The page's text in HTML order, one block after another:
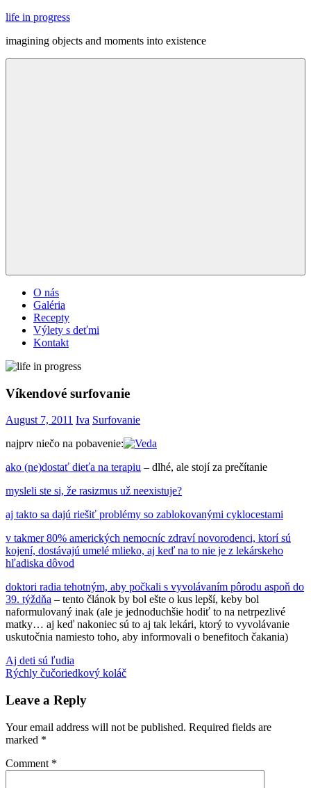
Skip
content
life in progress
imagining objects and moments into existence
O nás
Galéria
Recepty
Výlety s deťmi
Kontakt
Víkendové surfovanie
August 7, 2011 Iva Surfovanie
najprv niečo na pobavenie:
ako (ne)dostať dieťa na terapiu – dlhé, ale stojí za prečítanie
mysleli ste si, že rasizmus už neexistuje?
aj takto sa dajú riešiť problémy so zablokovanými cyklocestami
v takmer 80% amerických nemocníc zdraví novorodenci, ktorí sú
kojení, dostávajú umelé mlieko, aj keď na to nie je z lekárskeho
hľadiska dôvod
doktori radia tehotným, aby počkali s vyvolávaním pôrodu aspoň do
39. týždňa – tento článok by bol ešte o kus lepší, keby bol
naformulovaný inak (ale je jednoduchšie hodiť to na netrpezlivé
matky… aj keď nakoniec sú to aj tak lekári, ktorý to vyvolávanie
uskutočnia namiesto toho, aby informovali o benefitoch čakania)
humorkojenierasizmus
detívyvolávanie
Post
navigation
Previous
Post:
Aj deti sú ľudia
Next
Rýchly čučoriedkový koláč
Leave a Reply
Your email address will not be published. Required fields are
marked *
Comment *